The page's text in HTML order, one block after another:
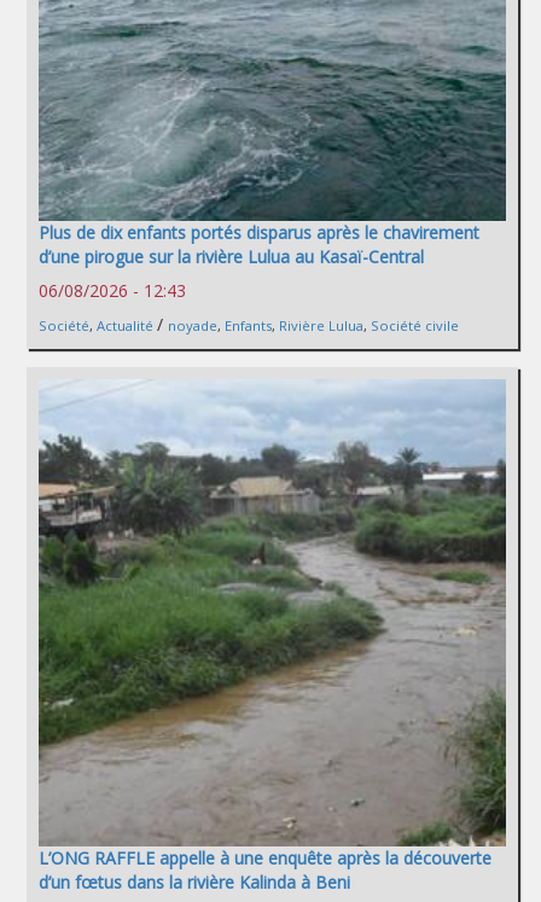
Plus de dix enfants portés disparus après le chavirement
d’une pirogue sur la rivière Lulua au Kasaï-Central
06/08/2026 - 12:43
Société, Actualité / noyade, Enfants, Rivière Lulua, Société civile
L’ONG RAFFLE appelle à une enquête après la découverte
d’un fœtus dans la rivière Kalinda à Beni